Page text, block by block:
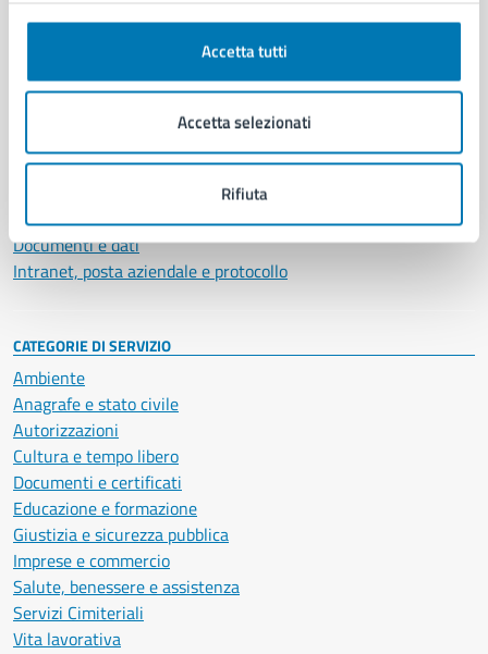
Accetta tutti
Accetta selezionati
Rifiuta
AMMINISTRAZIONE
Organi di governo
Enti e fondazioni
Personale amministrativo
Documenti e dati
Intranet, posta aziendale e protocollo
CATEGORIE DI SERVIZIO
Ambiente
Anagrafe e stato civile
Autorizzazioni
Cultura e tempo libero
Documenti e certificati
Educazione e formazione
Giustizia e sicurezza pubblica
Imprese e commercio
Salute, benessere e assistenza
Servizi Cimiteriali
Vita lavorativa